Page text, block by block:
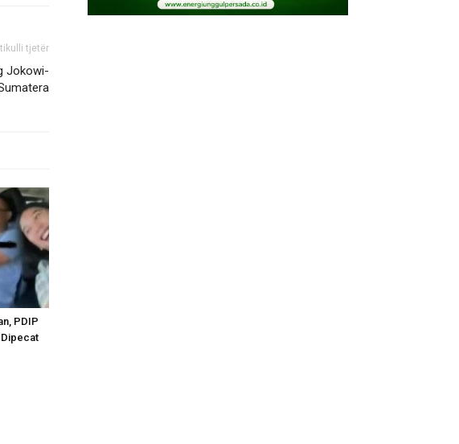
tjetër
Jokowi-
PDIP
Dipecat